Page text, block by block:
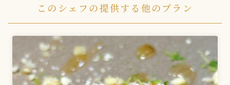
このシェフの提供する他のプラン